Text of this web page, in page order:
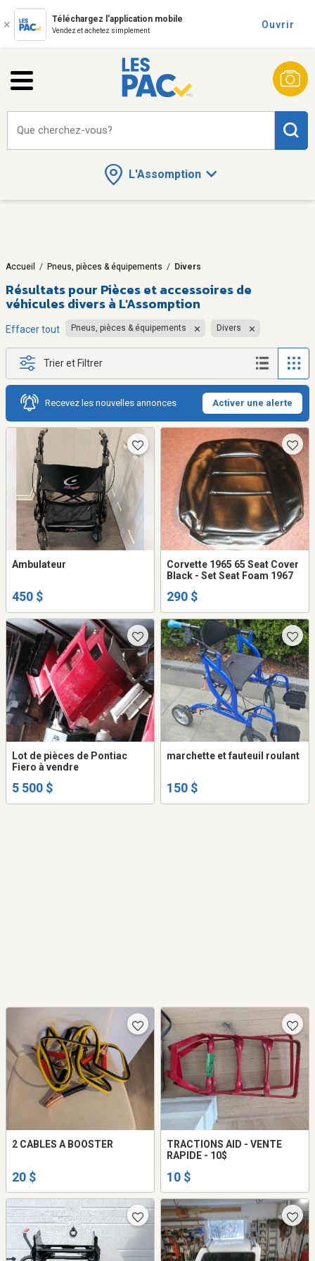
Téléchargez l'application mobile
Vendez et achetez simplement
Ouvrir
L'Assomption
Que cherchez-vous?
Accueil / Pneus, pièces & équipements / Divers
Résultats pour Pièces et accessoires de
véhicules divers à L'Assomption
Effacer tout Pneus, pièces & équipements Divers
Trier et Filtrer
Recevez les nouvelles annonces Activer une alerte
Ambulateur
450 $
Corvette 1965 65 Seat Cover
Black - Set Seat Foam 1967
290 $
Lot de pièces de Pontiac
Fiero à vendre
5 500 $
marchette et fauteuil roulant
150 $
2 CABLES A BOOSTER
20 $
TRACTIONS AID - VENTE
RAPIDE - 10$
10 $